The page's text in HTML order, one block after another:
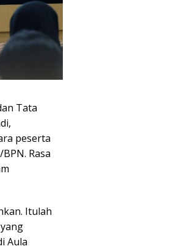
Tata
peserta
Rasa
Itulah
Aula